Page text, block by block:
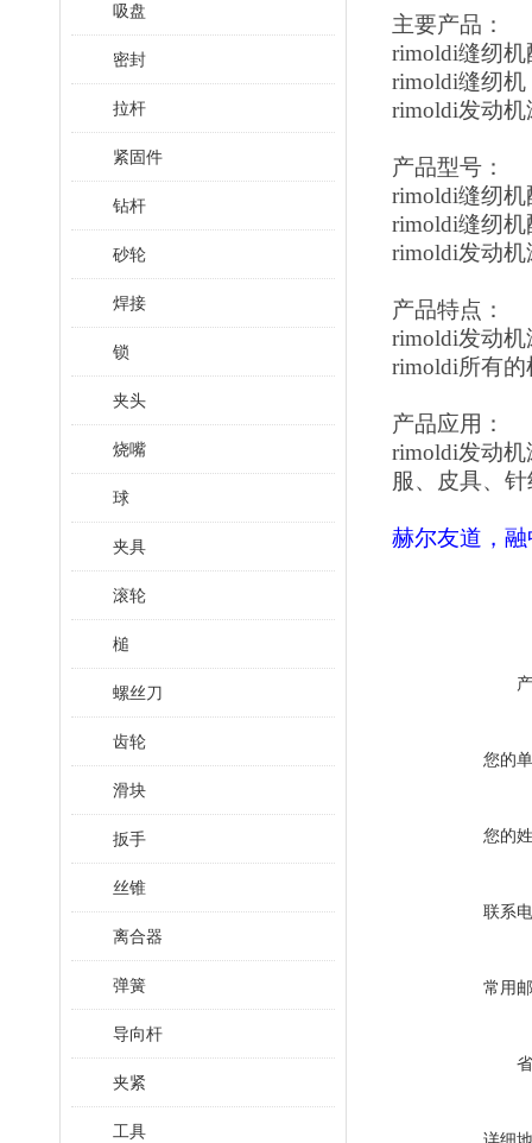
吸盘
密封
拉杆
紧固件
钻杆
砂轮
焊接
锁
夹头
烧嘴
球
夹具
滚轮
槌
螺丝刀
齿轮
滑块
扳手
丝锥
离合器
弹簧
导向杆
夹紧
工具
主要产品：
rimoldi缝纫机
rimoldi缝纫机
rimoldi发动
产品型号：
rimoldi缝纫机
rimoldi缝纫机
rimoldi发动机
产品特点：
rimoldi发动
rimoldi所有
产品应用：
rimoldi发动
服、皮具、
赫尔友道，
您的
您的
联系
常用